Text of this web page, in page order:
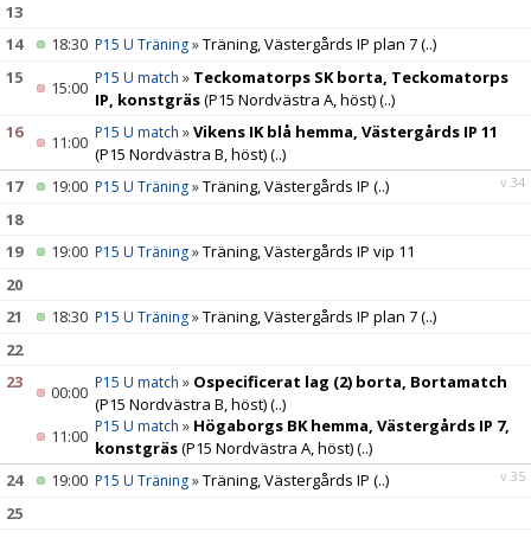
13
14
18:30 P15 U Träning»Träning, Västergårds IP plan 7(..)
15
15:00 P15 U match » Teckomatorps SK borta, Teckomatorps
IP, konstgräs(P15 Nordvästra A, höst)(..)
16
11:00 P15 U match »Vikens IK blå hemma, Västergårds IP 11
(P15 Nordvästra B, höst)(..)
v.34
17 19:00 P15 U Träning»Träning, Västergårds IP (..)
18
19
19:00 P15 U Träning»Träning, Västergårds IP vip 11
20
21
18:30 P15 U Träning»Träning, Västergårds IP plan 7(..)
22
23
00:00 P15 U match » Ospecificerat lag (2) borta, Bortamatch
(P15 Nordvästra B, höst)(..)
11:00 P15 U match » Högaborgs BK hemma, Västergårds IP 7,
konstgräs(P15 Nordvästra A, höst)(..)
v.35
24 19:00 P15 U Träning»Träning, Västergårds IP (..)
25